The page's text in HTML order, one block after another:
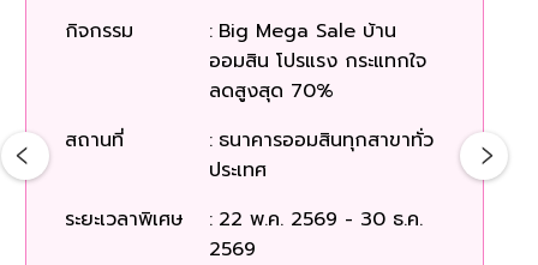
กิจกรรม : Big Mega Sale บ้าน
ออมสิน โปรแรง กระแทกใจ
ลดสูงสุด 70%
สถานที่
: ธนาคารออมสินทุกสาขาทั่ว
ประเทศ
ระยะเวลาพิเศษ
: 22 พ.ค. 2569 - 30 ธ.ค.
2569